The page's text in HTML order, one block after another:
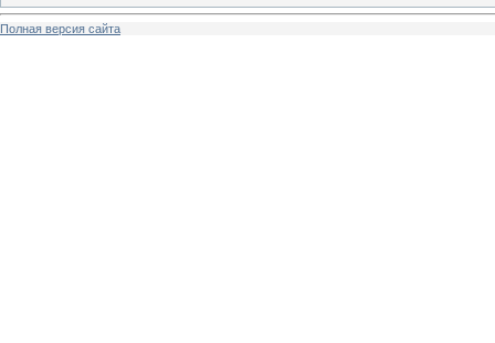
Полная версия сайта